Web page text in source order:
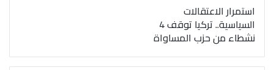
استمرار الاعتقالات
السياسية.. تركيا توقف 4
نشطاء من حزب المساواة